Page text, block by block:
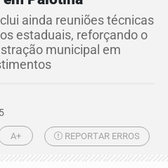
ainda reuniões técnicas
estaduais, reforçando o
municipal em
A+ REPORTAR ERROS